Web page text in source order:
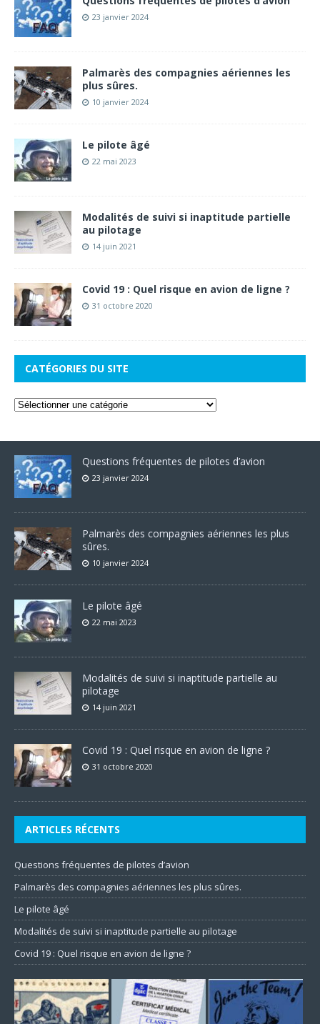
23 janvier 2024
Palmarès des compagnies aériennes les
plus sûres.
10 janvier 2024
Le pilote âgé
22 mai 2023
Modalités de suivi si inaptitude partielle
au pilotage
14 juin 2021
Covid 19 : Quel risque en avion de ligne ?
31 octobre 2020
CATÉGORIES DU SITE
Questions fréquentes de pilotes d’avion
23 janvier 2024
Palmarès des compagnies aériennes les plus
sûres.
10 janvier 2024
Le pilote âgé
22 mai 2023
Modalités de suivi si inaptitude partielle au
pilotage
14 juin 2021
Covid 19 : Quel risque en avion de ligne ?
31 octobre 2020
ARTICLES RÉCENTS
Questions fréquentes de pilotes d’avion
Palmarès des compagnies aériennes les plus sûres.
Le pilote âgé
Modalités de suivi si inaptitude partielle au pilotage
Covid 19 : Quel risque en avion de ligne ?